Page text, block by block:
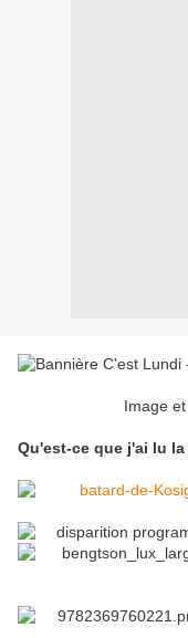
Image
Qu'est-ce que j'ai lu